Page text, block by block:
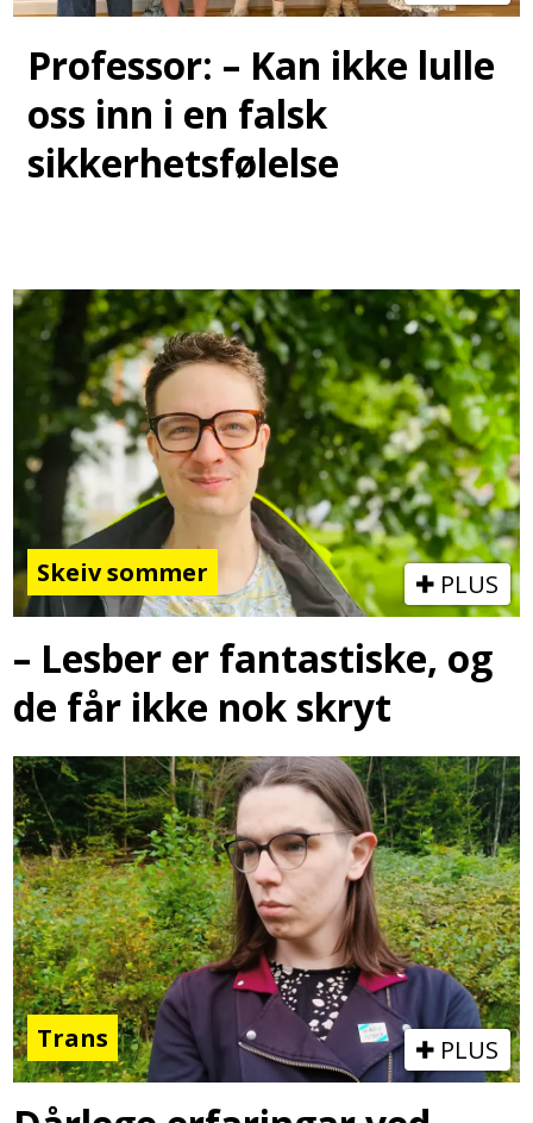
Professor: – Kan ikke lulle
oss inn i en falsk
sikkerhetsfølelse
Skeiv sommer PLUS
– Lesber er fantastiske, og
de får ikke nok skryt
Trans PLUS